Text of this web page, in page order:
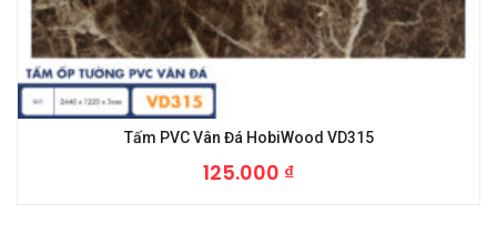
Tấm PVC Vân Đá HobiWood VD315
125.000 ₫